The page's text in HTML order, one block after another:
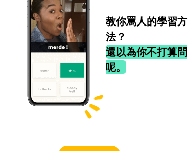
教你罵人的學習方
法？
還以為你不打算問
呢。